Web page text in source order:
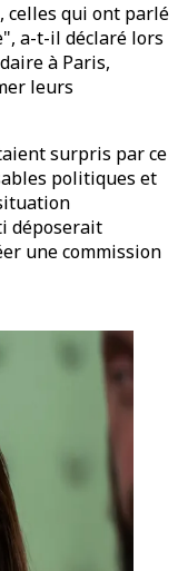
celles qui ont parlé
a-t-il déclaré lors
à Paris,
leurs
surpris par ce
politiques et
déposerait
une commission